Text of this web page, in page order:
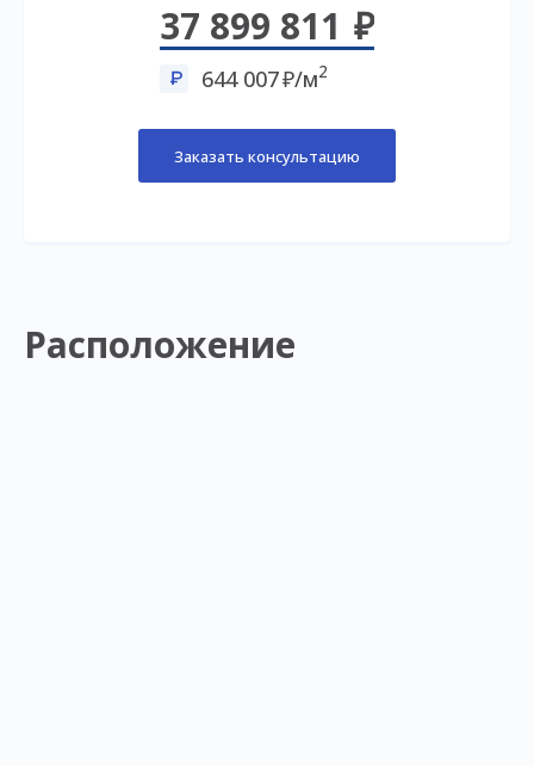
37 899 811
644 007 /м2
Заказать консультацию
Расположение